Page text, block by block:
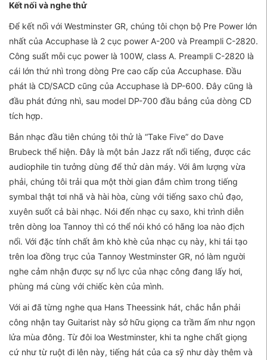
Kết nối và nghe thử
Để kết nối với Westminster GR, chúng tôi chọn bộ Pre Power lớn
nhất của Accuphase là 2 cục power A-200 và Preampli C-2820.
Công suất mỗi cục power là 100W, class A. Preampli C-2820 là
cái lớn thứ nhì trong dòng Pre cao cấp của Accuphase. Đầu
phát là CD/SACD cũng của Accuphase là DP-600. Đây cũng là
đầu phát đứng nhì, sau model DP-700 đầu bảng của dòng CD
tích hợp.
Bản nhạc đầu tiên chúng tôi thử là “Take Five” do Dave
Brubeck thể hiện. Đây là một bản Jazz rất nổi tiếng, được các
audiophile tin tưởng dùng để thử dàn máy. Với âm lượng vừa
phải, chúng tôi trải qua một thời gian đắm chìm trong tiếng
symbal thật tơi nhã và hài hòa, cùng với tiếng saxo chủ đạo,
xuyên suốt cả bài nhạc. Nói đến nhạc cụ saxo, khi trình diễn
trên dòng loa Tannoy thì có thể nói khó có hãng loa nào địch
nổi. Với đặc tính chất âm khò khè của nhạc cụ này, khi tái tạo
trên loa đồng trục của Tannoy Westminster GR, nó làm người
nghe cảm nhận được sự nổ lực của nhạc công đang lấy hơi,
phùng má cùng với chiếc kèn của mình.
Với ai đã từng nghe qua Hans Theessink hát, chắc hẳn phải
công nhận tay Guitarist này sở hữu giọng ca trầm ấm như ngọn
lửa mùa đông. Từ đôi loa Westminster, khi ta nghe chất giọng
cứ như từ ruột đi lên này, tiếng hát của ca sỹ như dày thêm và